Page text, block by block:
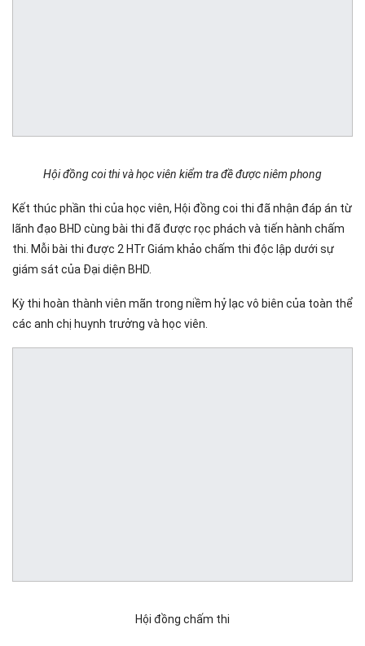
Hội đồng coi thi và học viên kiểm tra đề được niêm phong
Kết thúc phần thi của học viên, Hội đồng coi thi đã nhận đáp án từ
lãnh đạo BHD cùng bài thi đã được rọc phách và tiến hành chấm
thi. Mỗi bài thi được 2 HTr Giám khảo chấm thi độc lập dưới sự
giám sát của Đại diện BHD.
Kỳ thi hoàn thành viên mãn trong niềm hỷ lạc vô biên của toàn thể
các anh chị huynh trưởng và học viên.
Hội đồng chấm thi